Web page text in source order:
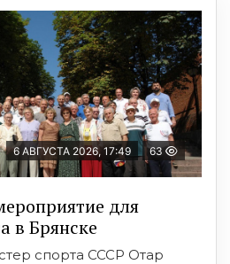
6 АВГУСТА 2026, 17:49 63
для
в Брянске
спорта СССР Отар